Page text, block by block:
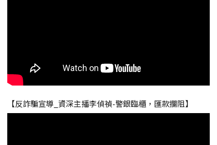
【反詐騙宣導_資深主播李偵禎-警銀臨櫃，匯款攔阻】